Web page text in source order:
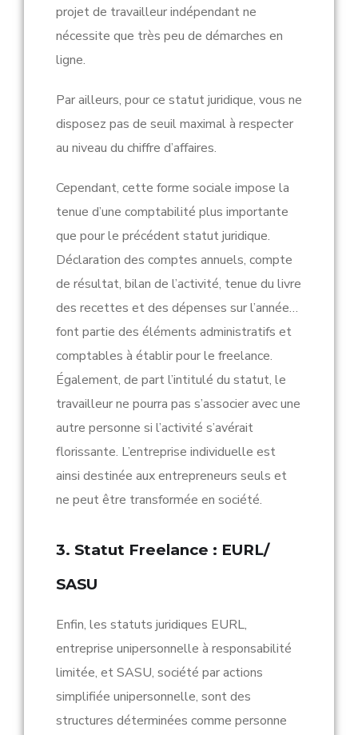
projet de travailleur indépendant ne
nécessite que très peu de démarches en
ligne.
Par ailleurs, pour ce statut juridique, vous ne
disposez pas de seuil maximal à respecter
au niveau du chiffre d’affaires.
Cependant, cette forme sociale impose la
tenue d’une comptabilité plus importante
que pour le précédent statut juridique.
Déclaration des comptes annuels, compte
de résultat, bilan de l’activité, tenue du livre
des recettes et des dépenses sur l’année…
font partie des éléments administratifs et
comptables à établir pour le freelance.
Également, de part l’intitulé du statut, le
travailleur ne pourra pas s’associer avec une
autre personne si l’activité s’avérait
florissante. L’entreprise individuelle est
ainsi destinée aux entrepreneurs seuls et
ne peut être transformée en société.
3. Statut Freelance : EURL/
SASU
Enfin, les statuts juridiques EURL,
entreprise unipersonnelle à responsabilité
limitée, et SASU, société par actions
simplifiée unipersonnelle, sont des
structures déterminées comme personne